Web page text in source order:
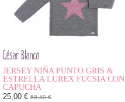
César Blanco
JERSEY NIÑA PUNTO GRIS &
ESTRELLA LUREX FUCSIA CON
CAPUCHA
25,00 € 58,40 €